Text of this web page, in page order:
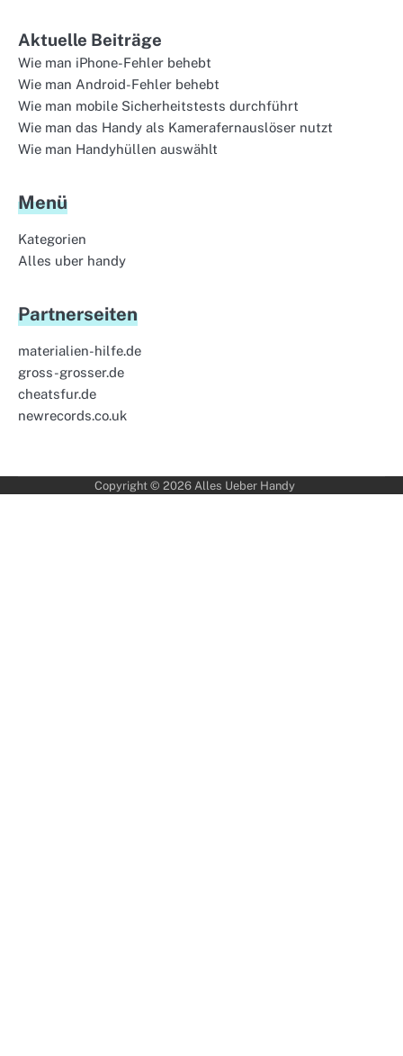
Aktuelle Beiträge
Wie man iPhone-Fehler behebt
Wie man Android-Fehler behebt
Wie man mobile Sicherheitstests durchführt
Wie man das Handy als Kamerafernauslöser nutzt
Wie man Handyhüllen auswählt
Menü
Kategorien
Alles uber handy
Partnerseiten
materialien-hilfe.de
gross-grosser.de
cheatsfur.de
newrecords.co.uk
Copyright © 2026 Alles Ueber Handy